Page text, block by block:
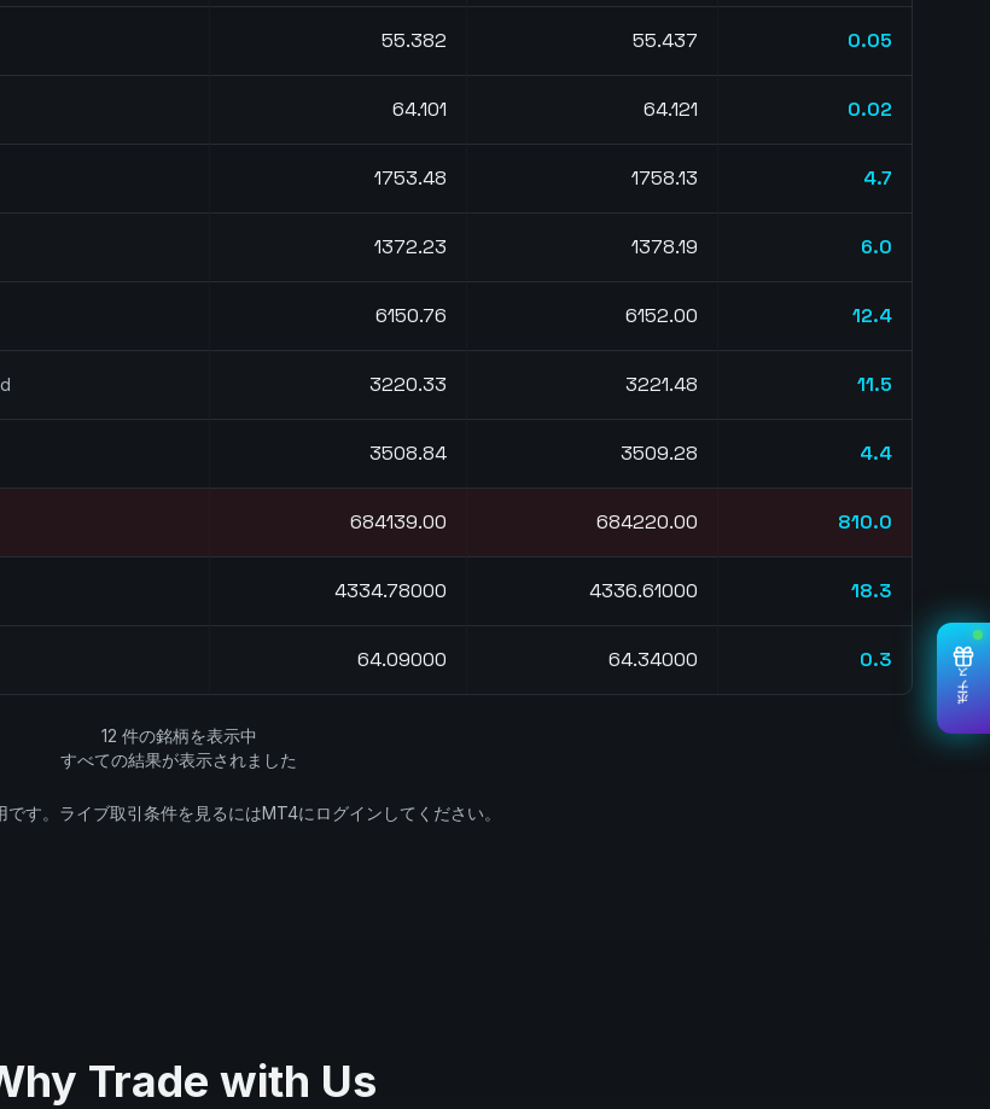
55.373 55.427 0.05
64.093 64.113 0.02
1753.12 1757.77 4.7
1372.23 1378.19 6.0
6150.36 6151.58 12.2
3220.27 3221.39 11.2
3508.60 3509.03 4.3
684136.00 684217.00 810.0
4333.98000 4336.61000 26.3
64.09000 64.34000 0.3
12 件の銘柄を表示中
すべての結果が表示されました
です。ライブ取引条件を見るにはMT4にログインしてください。
Trade with Us
ボーナス